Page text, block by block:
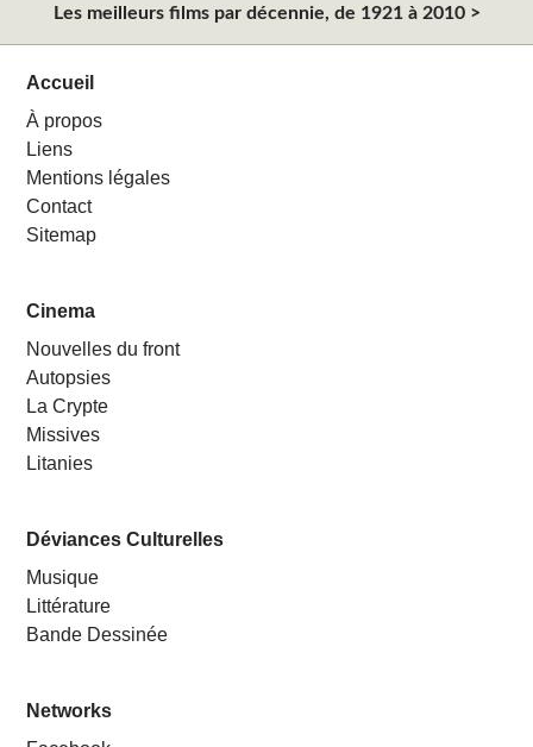
Les meilleurs films par décennie, de 1921 à 2010 >
Accueil
À propos
Liens
Mentions légales
Contact
Sitemap
Cinema
Nouvelles du front
Autopsies
La Crypte
Missives
Litanies
Déviances Culturelles
Musique
Littérature
Bande Dessinée
Networks